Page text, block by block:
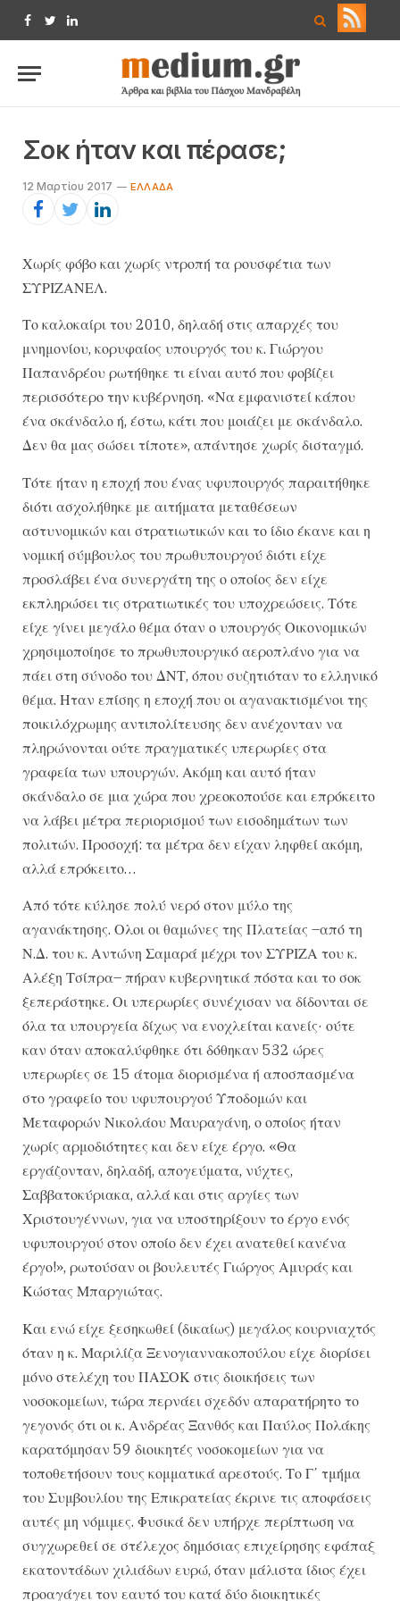
Facebook
TwitterLinkedIn
Σοκ ήταν και πέρασε;
12 Μαρτίου 2017 ΕΛΛΆΔΑ
Χωρίς φόβο και χωρίς ντροπή τα ρουσφέτια των
ΣΥΡΙΖΑΝΕΛ.
Τ​​ο καλοκαίρι του 2010, δηλαδή στις απαρχές του
μνημονίου, κορυφαίος υπουργός του κ. Γιώργου
Παπανδρέου ρωτήθηκε τι είναι αυτό που φοβίζει
περισσότερο την κυβέρνηση. «Να εμφανιστεί κάπου
ένα σκάνδαλο ή, έστω, κάτι που μοιάζει με σκάνδαλο.
Δεν θα μας σώσει τίποτε», απάντησε χωρίς δισταγμό.
Τότε ήταν η εποχή που ένας υφυπουργός παραιτήθηκε
διότι ασχολήθηκε με αιτήματα μεταθέσεων
αστυνομικών και στρατιωτικών και το ίδιο έκανε και η
νομική σύμβουλος του πρωθυπουργού διότι είχε
προσλάβει ένα συνεργάτη της ο οποίος δεν είχε
εκπληρώσει τις στρατιωτικές του υποχρεώσεις. Τότε
είχε γίνει μεγάλο θέμα όταν ο υπουργός Οικονομικών
χρησιμοποίησε το πρωθυπουργικό αεροπλάνο για να
πάει στη σύνοδο του ΔΝΤ, όπου συζητιόταν το ελληνικό
θέμα. Ηταν επίσης η εποχή που οι αγανακτισμένοι της
ποικιλόχρωμης αντιπολίτευσης δεν ανέχονταν να
πληρώνονται ούτε πραγματικές υπερωρίες στα
γραφεία των υπουργών. Ακόμη και αυτό ήταν
σκάνδαλο σε μια χώρα που χρεοκοπούσε και επρόκειτο
να λάβει μέτρα περιορισμού των εισοδημάτων των
πολιτών. Προσοχή: τα μέτρα δεν είχαν ληφθεί ακόμη,
αλλά επρόκειτο…
Από τότε κύλησε πολύ νερό στον μύλο της
αγανάκτησης. Ολοι οι θαμώνες της Πλατείας –από τη
Ν.Δ. του κ. Αντώνη Σαμαρά μέχρι τον ΣΥΡΙΖΑ του κ.
Αλέξη Τσίπρα– πήραν κυβερνητικά πόστα και το σοκ
ξεπεράστηκε. Οι υπερωρίες συνέχισαν να δίδονται σε
όλα τα υπουργεία δίχως να ενοχλείται κανείς· ούτε
καν όταν αποκαλύφθηκε ότι δόθηκαν 532 ώρες
υπερωρίες σε 15 άτομα διορισμένα ή αποσπασμένα
στο γραφείο του υφυπουργού Υποδομών και
Μεταφορών Νικολάου Μαυραγάνη, ο οποίος ήταν
χωρίς αρμοδιότητες και δεν είχε έργο. «Θα
εργάζονταν, δηλαδή, απογεύματα, νύχτες,
Σαββατοκύριακα, αλλά και στις αργίες των
Χριστουγέννων, για να υποστηρίξουν το έργο ενός
υφυπουργού στον οποίο δεν έχει ανατεθεί κανένα
έργο!», ρωτούσαν οι βουλευτές Γιώργος Αμυράς και
Κώστας Μπαργιώτας.
Και ενώ είχε ξεσηκωθεί (δικαίως) μεγάλος κουρνιαχτός
όταν η κ. Μαριλίζα Ξενογιαννακοπούλου είχε διορίσει
μόνο στελέχη του ΠΑΣΟΚ στις διοικήσεις των
νοσοκομείων, τώρα περνάει σχεδόν απαρατήρητο το
γεγονός ότι οι κ. Ανδρέας Ξανθός και Παύλος Πολάκης
καρατόμησαν 59 διοικητές νοσοκομείων για να
τοποθετήσουν τους κομματικά αρεστούς. Το Γ΄ τμήμα
του Συμβουλίου της Επικρατείας έκρινε τις αποφάσεις
αυτές μη νόμιμες. Φυσικά δεν υπήρχε περίπτωση να
συγχωρεθεί σε στέλεχος δημόσιας επιχείρησης εφάπαξ
εκατοντάδων χιλιάδων ευρώ, όταν μάλιστα ίδιος έχει
προαγάγει τον εαυτό του κατά δύο διοικητικές